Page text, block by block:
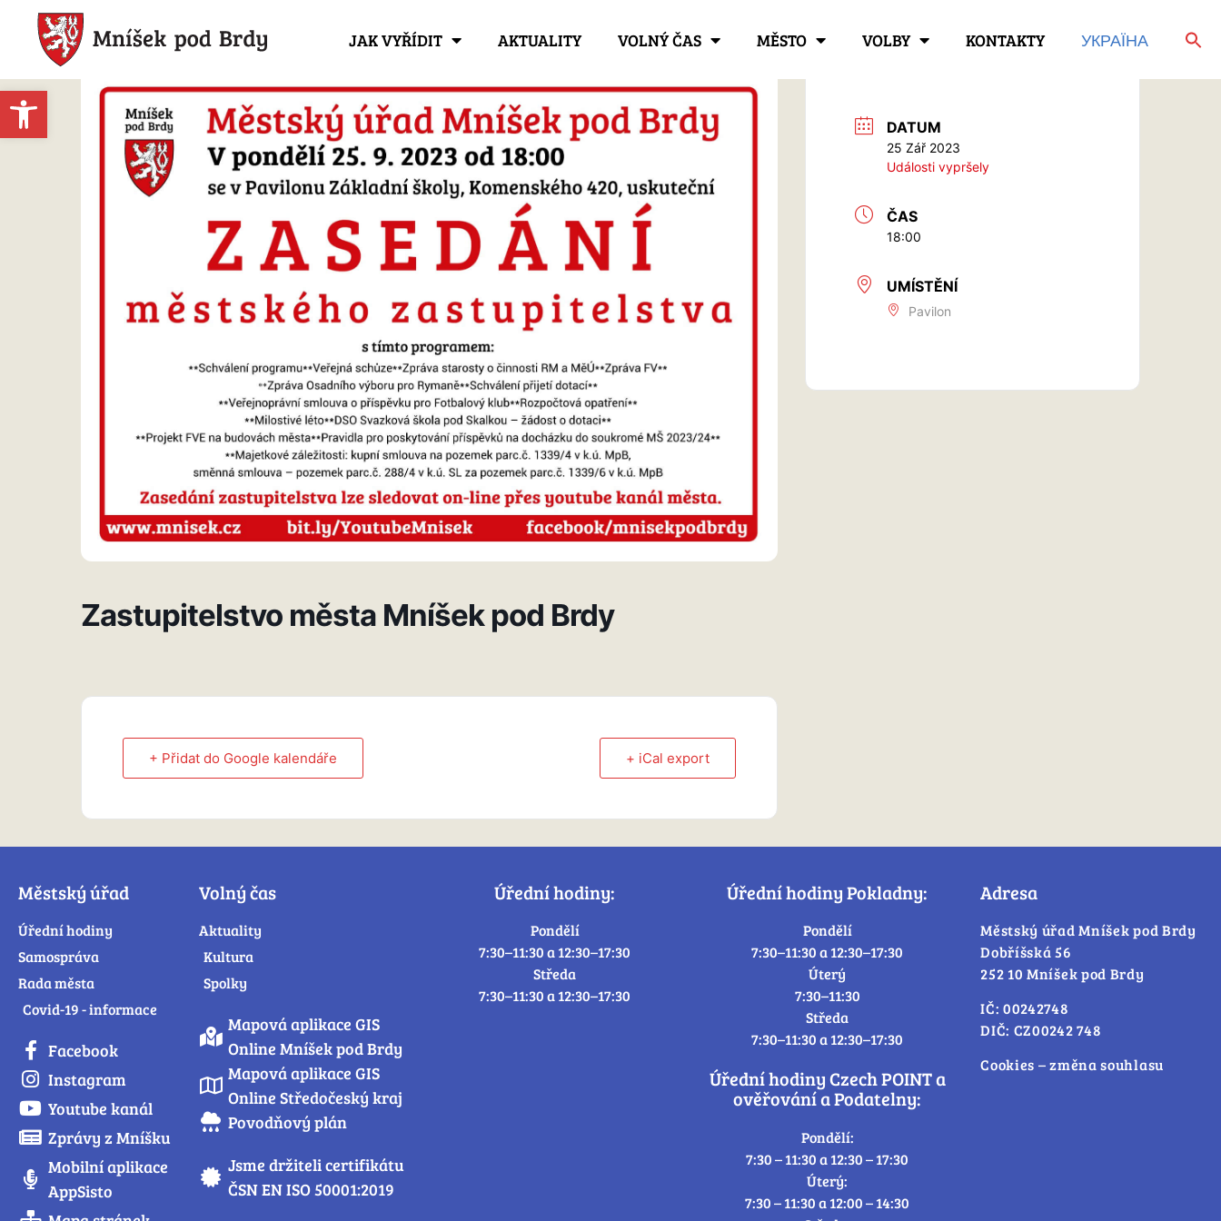
Open toolbar
JAK VYŘÍDIT AKTUALITY VOLNÝ ČAS MĚSTO VOLBY KONTAKTY УКРАЇНА
Zastupitelstvo města Mníšek pod Brdy
+ Přidat do Google kalendáře + iCal export
DATUM
25 Zář 2023
Události vypršely
ČAS
18:00
UMÍSTĚNÍ
Pavilon
Městský úřad
Úřední hodiny
Samospráva
Rada města
Covid-19 - informace
Facebook
Instagram
Youtube kanál
Zprávy z Mníšku
Mobilní aplikace
AppSisto
Volný čas
Aktuality
Kultura
Spolky
Mapová aplikace GIS
Online Mníšek pod Brdy
Mapová aplikace GIS
Online Středočeský kraj
Povodňový plán
Jsme držiteli certifikátu
ČSN EN ISO 50001:2019
Úřední hodiny:
Pondělí
7:30–11:30 a 12:30–17:30
Středa
7:30–11:30 a 12:30–17:30
Úřední hodiny Pokladny:
Pondělí
7:30–11:30 a 12:30–17:30
Úterý
7:30–11:30
Středa
7:30–11:30 a 12:30–17:30
Úřední hodiny Czech POINT a
ověřování a Podatelny:
Pondělí:
7:30 – 11:30 a 12:30 – 17:30
Úterý:
7:30 – 11:30 a 12:00 – 14:30
Adresa
Městský úřad Mníšek pod Brdy
Dobříšská 56
252 10 Mníšek pod Brdy
IČ: 00242748
DIČ: CZ00242 748
Cookies – změna souhlasu